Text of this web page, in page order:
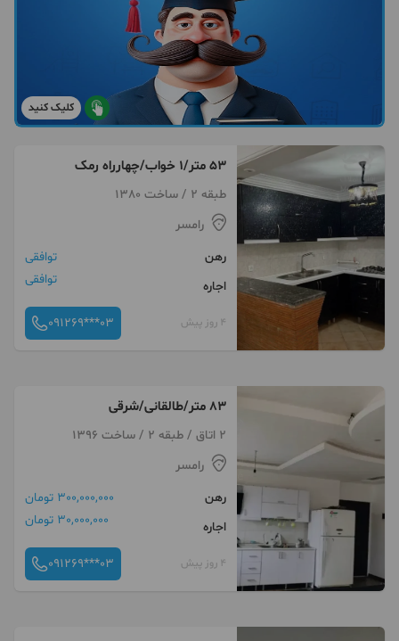
کلیک کنید
۵۳ متر/۱ خواب/چهارراه رمک
طبقه 2 / ساخت 1380
رامسر
رهن
توافقی
اجاره
توافقی
4 روز پیش 091269***03
۸۳ متر/طالقانی/شرقی
2 اتاق / طبقه 2 / ساخت 1396
رامسر
رهن
300,000,000 تومان
اجاره
30,000,000 تومان
4 روز پیش 091269***03